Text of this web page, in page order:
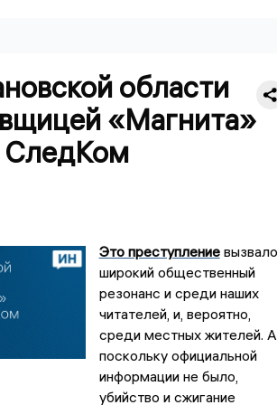
области
«Магнита»
СледКом
Это преступлениевызвало
широкий общественный
резонанс и среди наших
читателей, и, вероятно,
среди местных жителей. А
поскольку официальной
информации не было,
убийство и сжигание